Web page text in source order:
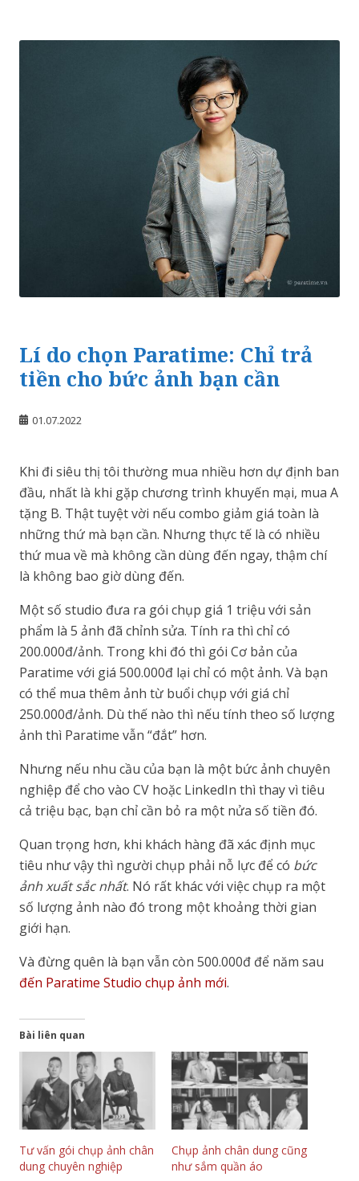
Lí do chọn Paratime: Chỉ trả
tiền cho bức ảnh bạn cần
01.07.2022
Khi đi siêu thị tôi thường mua nhiều hơn dự định ban
đầu, nhất là khi gặp chương trình khuyến mại, mua A
tặng B. Thật tuyệt vời nếu combo giảm giá toàn là
những thứ mà bạn cần. Nhưng thực tế là có nhiều
thứ mua về mà không cần dùng đến ngay, thậm chí
là không bao giờ dùng đến.
Một số studio đưa ra gói chụp giá 1 triệu với sản
phẩm là 5 ảnh đã chỉnh sửa. Tính ra thì chỉ có
200.000đ/ảnh. Trong khi đó thì gói Cơ bản của
Paratime với giá 500.000đ lại chỉ có một ảnh. Và bạn
có thể mua thêm ảnh từ buổi chụp với giá chỉ
250.000đ/ảnh. Dù thế nào thì nếu tính theo số lượng
ảnh thì Paratime vẫn “đắt” hơn.
Nhưng nếu nhu cầu của bạn là một bức ảnh chuyên
nghiệp để cho vào CV hoặc LinkedIn thì thay vì tiêu
cả triệu bạc, bạn chỉ cần bỏ ra một nửa số tiền đó.
Quan trọng hơn, khi khách hàng đã xác định mục
tiêu như vậy thì người chụp phải nỗ lực để có bức
ảnh xuất sắc nhất. Nó rất khác với việc chụp ra một
số lượng ảnh nào đó trong một khoảng thời gian
giới hạn.
Và đừng quên là bạn vẫn còn 500.000đ để năm sau
đến Paratime Studio chụp ảnh mới.
Bài liên quan
Tư vấn gói chụp ảnh chân
dung chuyên nghiệp
Chụp ảnh chân dung cũng
như sắm quần áo